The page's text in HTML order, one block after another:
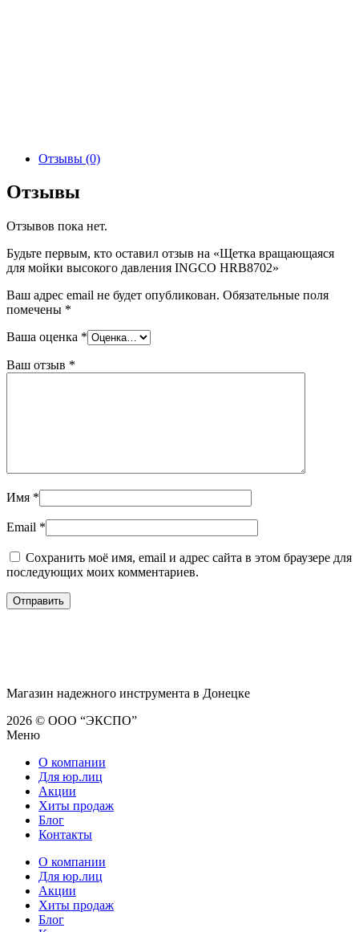
Отзывы (0)
Отзывы
Отзывов пока нет.
Будьте первым, кто оставил отзыв на «Щетка вращающаяся
для мойки высокого давления INGCO HRB8702»
Ваш адрес email не будет опубликован. Обязательные поля
помечены *
Ваша оценка *
Ваш отзыв *
Имя *
Email *
Сохранить моё имя, email и адрес сайта в этом браузере для
последующих моих комментариев.
Магазин надежного инструмента в Донецке
2026 © ООО “ЭКСПО”
Меню
О компании
Для юр.лиц
Акции
Хиты продаж
Блог
Контакты
О компании
Для юр.лиц
Акции
Хиты продаж
Блог